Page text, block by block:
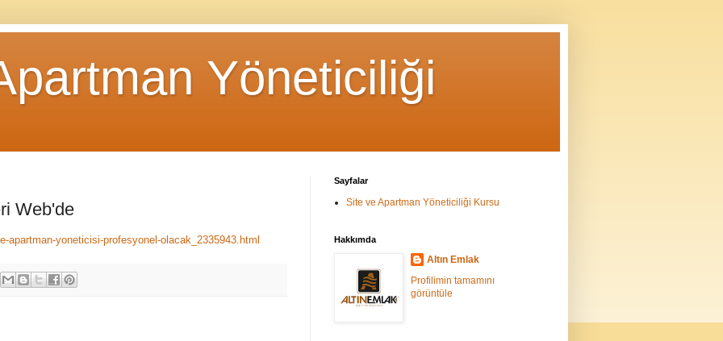
Yöneticiliği
Web'de
apartman-yoneticisi-profesyonel-olacak_2335943.html
Sayfalar
Site ve Apartman Yöneticiliği Kursu
Hakkımda
Altın Emlak
Profilimin tamamını
görüntüle